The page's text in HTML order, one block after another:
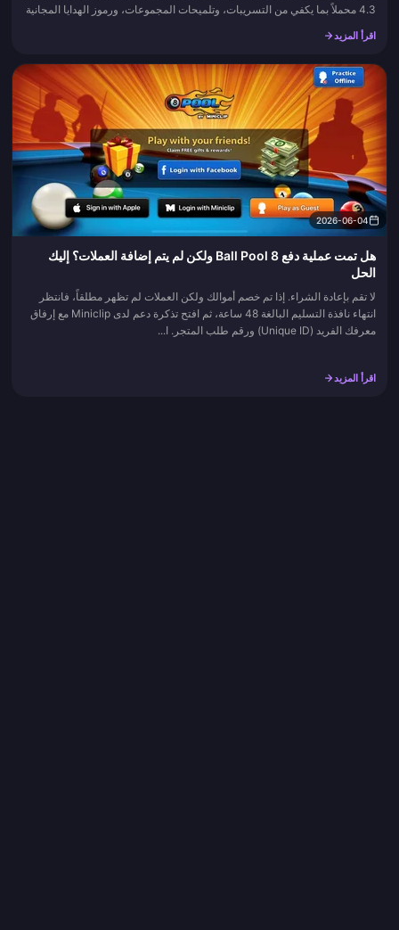
4.3 محملاً بما يكفي من التسريبات، وتلميحات المجموعات، ورموز الهدايا المجانية
لإبقاء الجدول الزمني مشتعلاً لمدة أسبوع. ت...
اقرأ المزيد
2026-06-04
هل تمت عملية دفع 8 Ball Pool ولكن لم يتم إضافة العملات؟ إليك
الحل
لا تقم بإعادة الشراء. إذا تم خصم أموالك ولكن العملات لم تظهر مطلقاً، فانتظر
انتهاء نافذة التسليم البالغة 48 ساعة، ثم افتح تذكرة دعم لدى Miniclip مع إرفاق
معرفك الفريد (Unique ID) ورقم طلب المتجر. ا...
اقرأ المزيد